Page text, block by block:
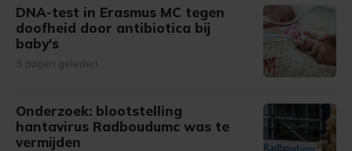
DNA-test in Erasmus MC tegen
doofheid door antibiotica bij
baby's
3 dagen geleden
Onderzoek: blootstelling
hantavirus Radboudumc was te
vermijden